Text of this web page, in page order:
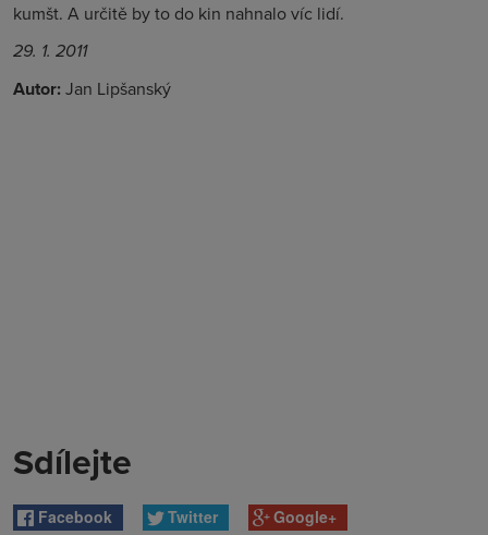
kumšt. A určitě by to do kin nahnalo víc lidí.
29. 1. 2011
Autor: Jan Lipšanský
Sdílejte
Facebook Twitter Google+